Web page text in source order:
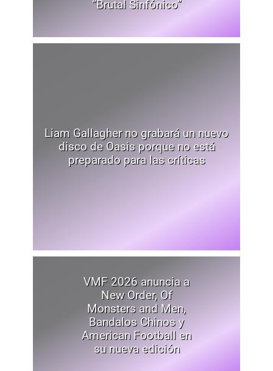
“Brutal Sinfónico”
Liam Gallagher no grabará un nuevo
disco de Oasis porque no está
preparado para las críticas
VMF 2026 anuncia a
New Order, Of
Monsters and Men,
Bandalos Chinos y
American Football en
su nueva edición